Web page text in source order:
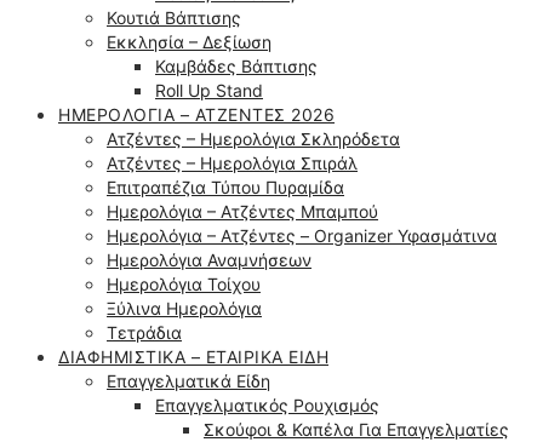
Κουτιά Βάπτισης
Εκκλησία – Δεξίωση
Καμβάδες Βάπτισης
Roll Up Stand
ΗΜΕΡΟΛΌΓΙΑ – ΑΤΖΈΝΤΕΣ 2026
Ατζέντες – Ημερολόγια Σκληρόδετα
Ατζέντες – Ημερολόγια Σπιράλ
Επιτραπέζια Τύπου Πυραμίδα
Ημερολόγια – Ατζέντες Μπαμπού
Ημερολόγια – Ατζέντες – Organizer Υφασμάτινα
Ημερολόγια Αναμνήσεων
Ημερολόγια Τοίχου
Ξύλινα Ημερολόγια
Τετράδια
ΔΙΑΦΗΜΙΣΤΙΚΆ – ΕΤΑΙΡΙΚΆ ΕΊΔΗ
Επαγγελματικά Είδη
Επαγγελματικός Ρουχισμός
Σκούφοι & Καπέλα Για Επαγγελματίες